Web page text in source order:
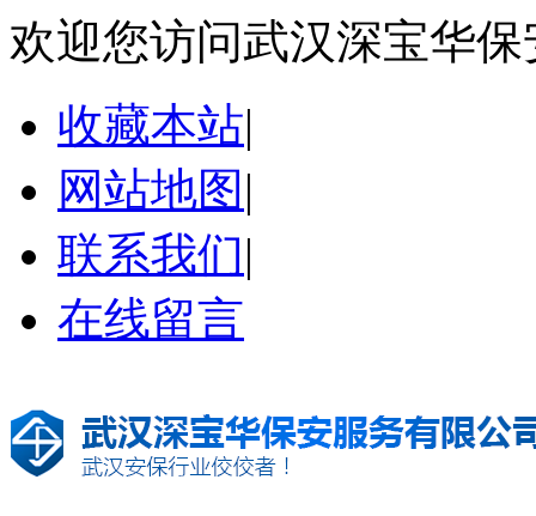
欢迎您访问武汉深宝华
收藏本站|
网站地图 |
联系我们|
在线留言